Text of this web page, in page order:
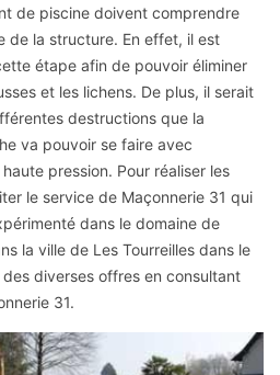
de piscine doivent comprendre
de la structure. En effet, il est
étape afin de pouvoir éliminer
et les lichens. De plus, il serait
destructions que la
va pouvoir se faire avec
haute pression. Pour réaliser les
le service de Maçonnerie 31 qui
dans le domaine de
la ville de Les Tourreilles dans le
diverses offres en consultant
31.